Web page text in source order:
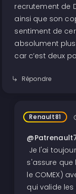
recrutement de
ainsi que son
sentiment de
absolument
car c’est deux
Répondre
Renault81
Je l'ai
s'assure
le COMEX)
qui valide les